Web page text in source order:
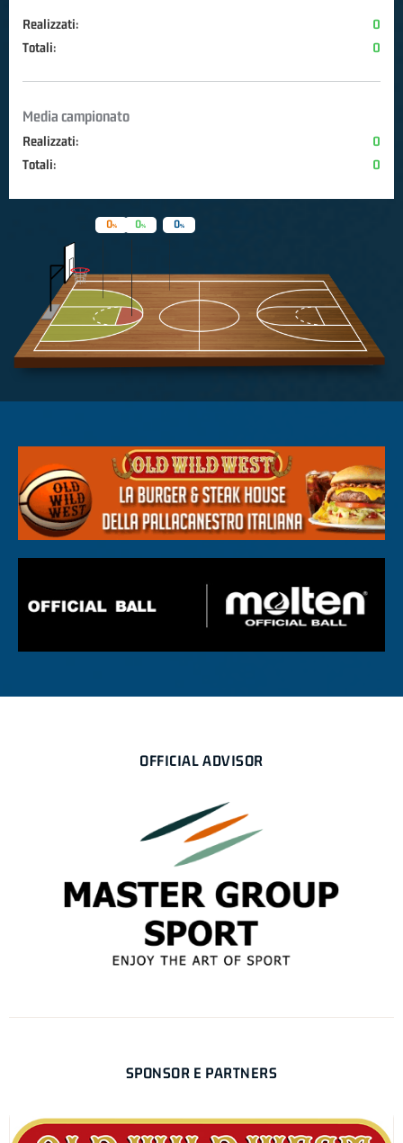
Realizzati:
0
Totali:
0
Media campionato
Realizzati:
0
Totali:
0
0
0 0
OFFICIAL ADVISOR
SPONSOR E PARTNERS